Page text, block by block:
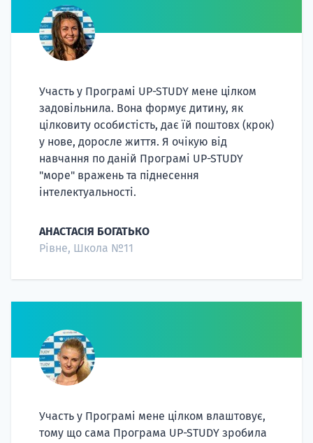
Участь у Програмі UP-STUDY мене цілком
задовільнила. Вона формує дитину, як
цілковиту особистість, дає їй поштовх (крок)
у нове, доросле життя. Я очікую від
навчання по даній Програмі UP-STUDY
"море" вражень та піднесення
інтелектуальності.
АНАСТАСІЯ БОГАТЬКО
Рівне, Школа №11
Участь у Програмі мене цілком влаштовує,
тому що сама Програма UP-STUDY зробила